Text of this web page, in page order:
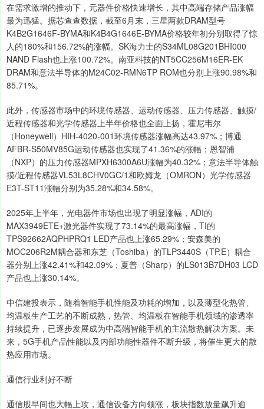
在需求激增的推动下，元器件价格快速增长，其中高端存储产品涨幅
最为迅猛。据芯查查数据，截至6月末，三星两款DRAM型号
K4B2G1646F-BYMA和K4B4G1646E-BYMA价格较年初分别取得了惊
人的180%和156.72%的涨幅。SK海力士的S34ML08G201BHI000
NAND Flash也上涨100.72%。南亚科技的NT5CC256M16ER-EK
DRAM和意法半导体的M24C02-RMN6TP ROM也分别上涨90.98%和
85.71%。
此外，传感器市场中的环境传感器、运动传感器、压力传感器、触摸/
近程传感器和光学传感器上半年价格也全面上扬，霍尼韦尔
（Honeywell）HIH-4020-001环境传感器涨幅高达43.97%；博通
AFBR-S50MV85G运动传感器也实现了41.36%的涨幅；恩智浦
（NXP）的压力传感器MPXH6300A6U涨幅为40.32%；意法半导体触
摸/近程传感器VL53L8CHV0GC/1和欧姆龙（OMRON）光学传感器
E3T-ST11涨幅分别为35.28%和34.58%。
2025年上半年，光电器件市场也出现了明显涨幅，ADI的
MAX3949ETE+激光器件实现了73.14%的最高涨幅，TI的
TPS92662AQPHPRQ1 LED产品也上涨65.29%；安森美的
MOC206R2M耦合器和东芝（Toshiba）的TLP3440S（TP,E）耦合
器分别上涨42.41%和42.09%；夏普（Sharp）的LS013B7DH03 LCD
产品也上涨30.14%。
中信建投表示，随着智能手机性能及功耗的增加，以及薄型化热管、
均温板生产工艺的不断成熟，热管、均温板在智能手机领域的渗透率
持续提升，已逐步发展成为中高端智能手机的主流散热解决方案。未
来，5G手机产品性能以及内部功能性器件不断升级，将催生更大的散
热应用市场。
通信行业利好不断
通信股早间也大幅上攻，通信设备方向领涨，板块指数放量飙升逾